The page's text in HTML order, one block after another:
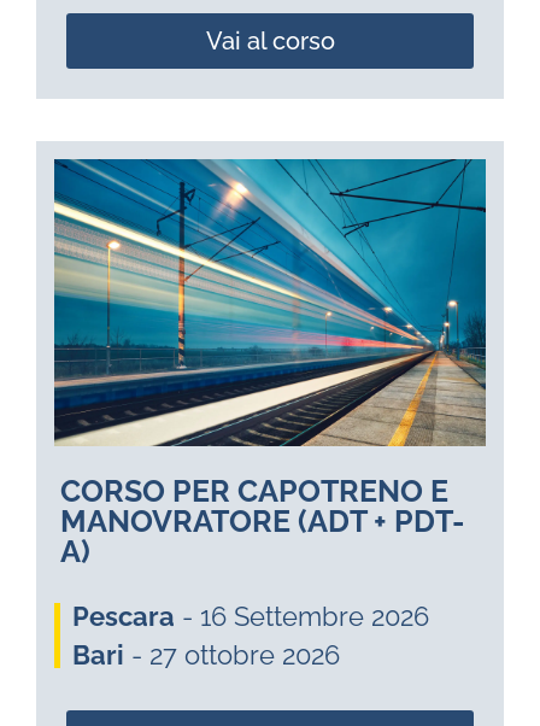
Vai al corso
CORSO PER CAPOTRENO E
MANOVRATORE (ADT + PDT-
A)
Pescara - 16 Settembre 2026
Bari - 27 ottobre 2026